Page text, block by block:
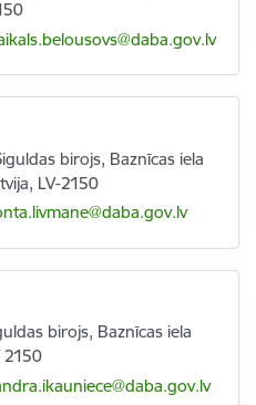
birojs, Baznīcas iela
LV-2150
birojs, Baznīcas iela
2150